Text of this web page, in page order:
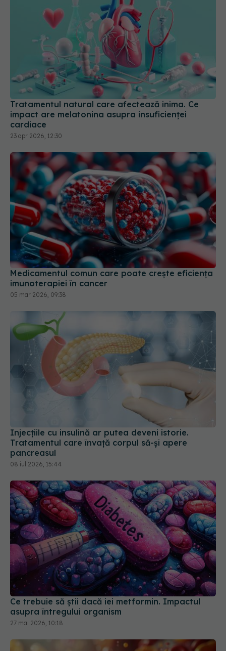
Tratamentul natural care afectează inima. Ce
impact are melatonina asupra insuficienței
cardiace
23 apr 2026, 12:30
Medicamentul comun care poate crește eficiența
imunoterapiei în cancer
05 mar 2026, 09:38
Injecțiile cu insulină ar putea deveni istorie.
Tratamentul care învață corpul să-și apere
Ce trebuie să știi dacă iei metformin. Impactul
asupra întregului organism
27 mai 2026, 10:18